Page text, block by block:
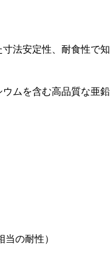
法安定性、耐食性で
ムを含む高品質な亜
の耐性）